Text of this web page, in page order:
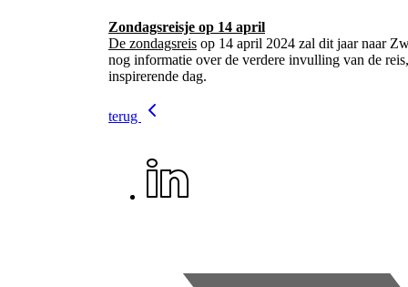
Zondagsreisje op 14 april
De zondagsreis op 14 april 2024 zal dit jaar naar
nog informatie over de verdere invulling van de
inspirerende dag.
terug